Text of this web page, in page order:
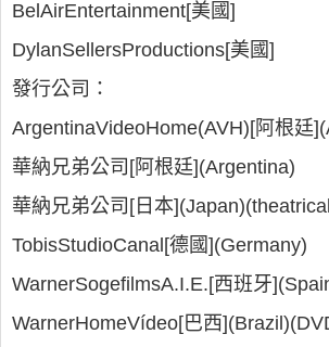
BelAirEntertainment[美國]
DylanSellersProductions[美國]
發行公司：
ArgentinaVideoHome(AVH)[阿根廷
華納兄弟公司[阿根廷](Argentina)
華納兄弟公司[日本
TobisStudioCanal[德國](Germany)
WarnerSogefilmsA.I.E.[西班牙
WarnerHomeVídeo[巴西